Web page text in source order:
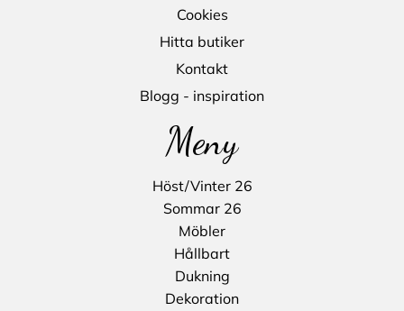
Cookies
Hitta butiker
Kontakt
Blogg - inspiration
Meny
Höst/Vinter 26
Sommar 26
Möbler
Hållbart
Dukning
Dekoration